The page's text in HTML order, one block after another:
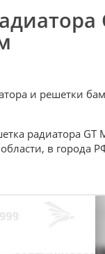
и решетки
радиатора GT
в города